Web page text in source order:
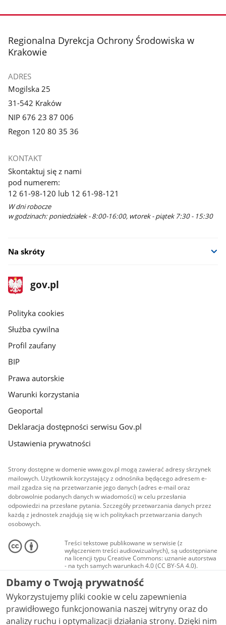
stopka
Regionalna Dyrekcja Ochrony Środowiska w
Krakowie
ADRES
Mogilska 25
31-542 Kraków
NIP 676 23 87 006
Regon 120 80 35 36
KONTAKT
Skontaktuj się z nami
pod numerem:
12 61-98-120 lub 12 61-98-121
W dni robocze
w godzinach: poniedziałek - 8:00-16:00, wtorek - piątek 7:30 - 15:30
Na skróty
stopka
gov.pl
Strona
gov.pl
gov.pl
Polityka cookies
Służba cywilna
Profil zaufany
BIP
Prawa autorskie
Warunki korzystania
Geoportal
Deklaracja dostępności serwisu Gov.pl
Ustawienia prywatności
Strony dostępne w domenie www.gov.pl mogą zawierać adresy skrzynek
mailowych. Użytkownik korzystający z odnośnika będącego adresem e-
mail zgadza się na przetwarzanie jego danych (adres e-mail oraz
dobrowolnie podanych danych w wiadomości) w celu przesłania
odpowiedzi na przesłane pytania. Szczegóły przetwarzania danych przez
każdą z jednostek znajdują się w ich politykach przetwarzania danych
osobowych.
Treści tekstowe publikowane w serwisie (z
wyłączeniem treści audiowizualnych), są udostępniane
na licencji typu Creative Commons: uznanie autorstwa
- na tych samych warunkach 4.0 (CC BY-SA 4.0).
Materiały audiowizualne, w tym zdjęcia, materiały
audio i wideo, są udostępniane na licencji typu
Creative Commons: uznanie autorstwa użycie
niekomercyjne - bez utworów zależnych 4.0 (CC BY-
NC-ND 4.0), o ile nie jest to stwierdzone inaczej.
Dbamy o Twoją prywatność
Wykorzystujemy pliki cookie w celu zapewnienia
prawidłowego funkcjonowania naszej witryny oraz do
analizy ruchu i optymalizacji działania strony. Dzięki nim